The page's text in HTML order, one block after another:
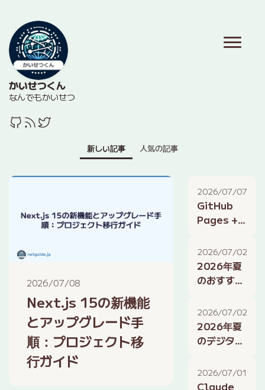
かいせつくん
なんでもかいせつ
新しい記事 人気の記事
2026/07/08
Next.js 15の新機能
とアップグレード手
順：プロジェクト移
行ガイド
2026/07/07
GitHub
Pages +
料ブログを
公開する方
法：2026
2026/07/02
2026年夏
のおすすめ
ト：デザイ
ン、開発、
作業効率化
2026/07/02
2026年夏
のデジタル
スマートホ
ーム、AIア
2026/07/01
Claude